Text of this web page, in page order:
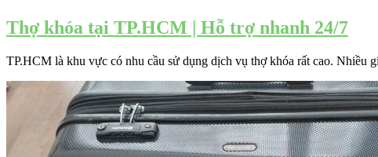
Thợ khóa tại TP.HCM | Hỗ trợ nhanh 24/7
TP.HCM là khu vực có nhu cầu sử dụng dịch vụ thợ khóa rất cao. Nhiều